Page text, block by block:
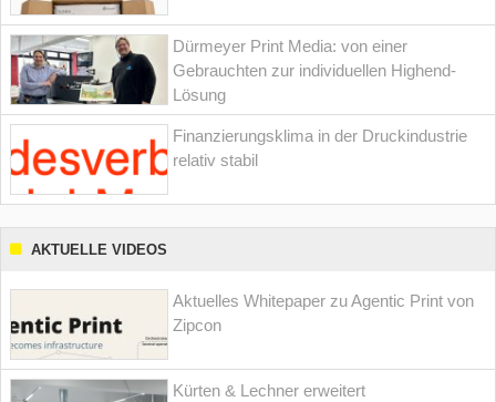
Dürmeyer Print Media: von einer
Gebrauchten zur individuellen Highend-
Lösung
Finanzierungsklima in der Druckindustrie
relativ stabil
AKTUELLE VIDEOS
Aktuelles Whitepaper zu Agentic Print von
Zipcon
Kürten & Lechner erweitert